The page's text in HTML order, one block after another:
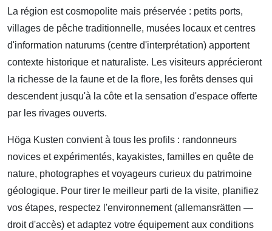
La région est cosmopolite mais préservée : petits ports,
villages de pêche traditionnelle, musées locaux et centres
d'information naturums (centre d'interprétation) apportent
contexte historique et naturaliste. Les visiteurs apprécieront
la richesse de la faune et de la flore, les forêts denses qui
descendent jusqu'à la côte et la sensation d'espace offerte
par les rivages ouverts.
Höga Kusten convient à tous les profils : randonneurs
novices et expérimentés, kayakistes, familles en quête de
nature, photographes et voyageurs curieux du patrimoine
géologique. Pour tirer le meilleur parti de la visite, planifiez
vos étapes, respectez l'environnement (allemansrätten —
droit d'accès) et adaptez votre équipement aux conditions